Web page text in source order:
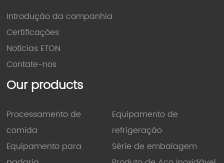
Introdução da companhia
Certificações
Notícias ETON
Contate-nos
Our products
Processamento de
comida
Equipamento para
Equipamento de
refrigeração
Série de embalagem